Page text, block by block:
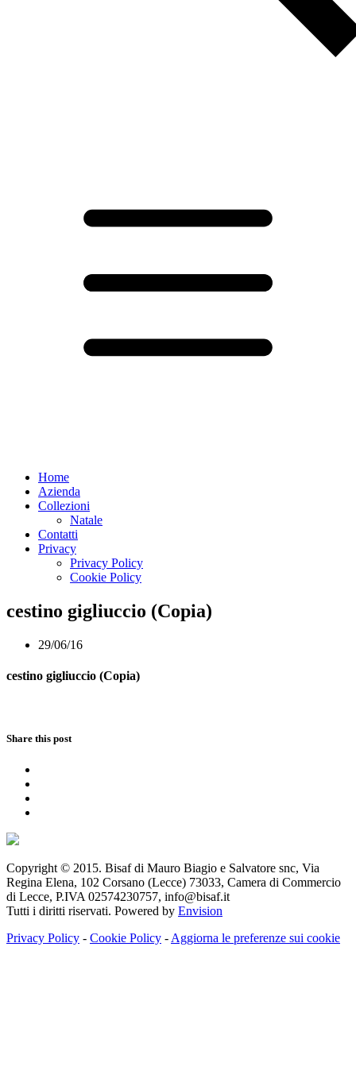
Home
Azienda
Collezioni
Natale
Contatti
Privacy
Privacy Policy
Cookie Policy
cestino gigliuccio (Copia)
29/06/16
cestino gigliuccio (Copia)
Share this post
Copyright © 2015. Bisaf di Mauro Biagio e Salvatore snc, Via
Regina Elena, 102 Corsano (Lecce) 73033, Camera di Commercio
di Lecce, P.IVA 02574230757, info@bisaf.it
Tutti i diritti riservati. Powered by Envision
Privacy Policy - Cookie Policy - Aggiorna le preferenze sui cookie